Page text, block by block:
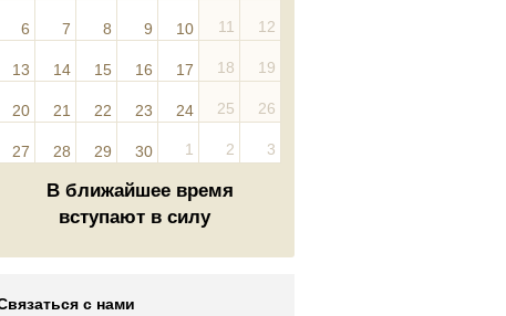
6 7 8 9 10 11 12
13 14 15 16 17 18 19
20 21 22 23 24 25 26
27 28 29 30 1 2 3
В ближайшее время
вступают в силу
с нами